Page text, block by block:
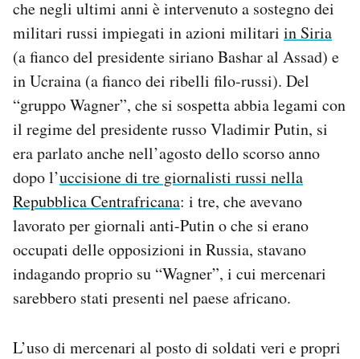
che negli ultimi anni è intervenuto a sostegno dei
militari russi impiegati in azioni militari in Siria
(a fianco del presidente siriano Bashar al Assad) e
in Ucraina (a fianco dei ribelli filo-russi). Del
“gruppo Wagner”, che si sospetta abbia legami con
il regime del presidente russo Vladimir Putin, si
era parlato anche nell’agosto dello scorso anno
dopo l’uccisione di tre giornalisti russi nella
Repubblica Centrafricana: i tre, che avevano
lavorato per giornali anti-Putin o che si erano
occupati delle opposizioni in Russia, stavano
indagando proprio su “Wagner”, i cui mercenari
sarebbero stati presenti nel paese africano.
L’uso di mercenari al posto di soldati veri e propri